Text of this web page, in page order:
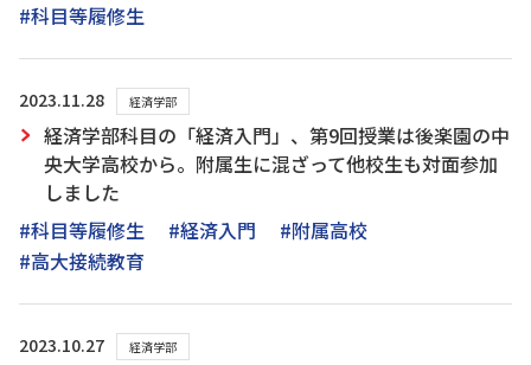
#科目等履修生
2023.11.28 経済学部
経済学部科目の「経済入門」、第9回授業は後楽園の中
央大学高校から。附属生に混ざって他校生も対面参加
しました
#科目等履修生
#経済入門
#附属高校
#高大接続教育
2023.10.27 経済学部